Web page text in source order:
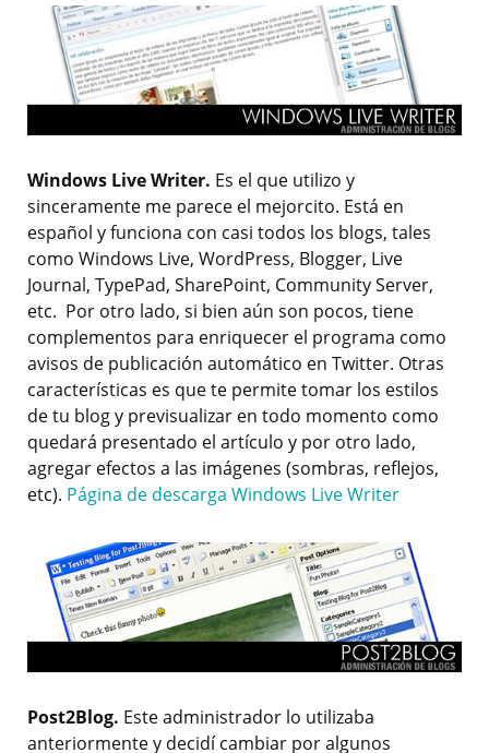
Windows Live Writer. Es el que utilizo y
sinceramente me parece el mejorcito. Está en
español y funciona con casi todos los blogs, tales
como Windows Live, WordPress, Blogger, Live
Journal, TypePad, SharePoint, Community Server,
etc. Por otro lado, si bien aún son pocos, tiene
complementos para enriquecer el programa como
avisos de publicación automático en Twitter. Otras
características es que te permite tomar los estilos
de tu blog y previsualizar en todo momento como
quedará presentado el artículo y por otro lado,
agregar efectos a las imágenes (sombras, reflejos,
etc). Página de descarga Windows Live Writer
Post2Blog. Este administrador lo utilizaba
anteriormente y decidí cambiar por algunos